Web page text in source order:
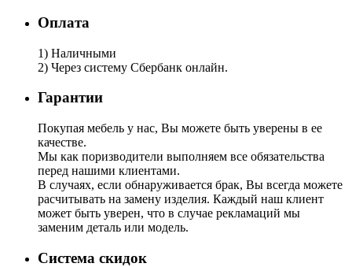
Оплата
1) Наличными
2) Через систему Сбербанк онлайн.
Гарантии
Покупая мебель у нас, Вы можете быть уверены в ее
качестве.
Мы как поризводители выполняем все обязательства
перед нашими клиентами.
В случаях, если обнаруживается брак, Вы всегда можете
расчитывать на замену изделия. Каждый наш клиент
может быть уверен, что в случае рекламаций мы
заменим деталь или модель.
Система скидок